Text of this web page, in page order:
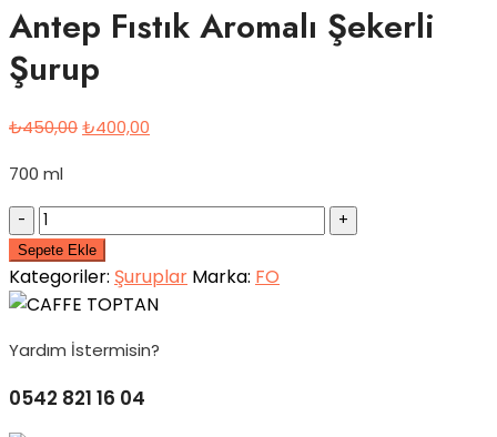
Antep Fıstık Aromalı Şekerli
Şurup
₺450,00Orijinal
₺400,00
₺400,00.
700 ml
Quantity
Sepete Ekle
Kategoriler: Şuruplar Marka: FO
Yardım İstermisin?
0542 821 16 04